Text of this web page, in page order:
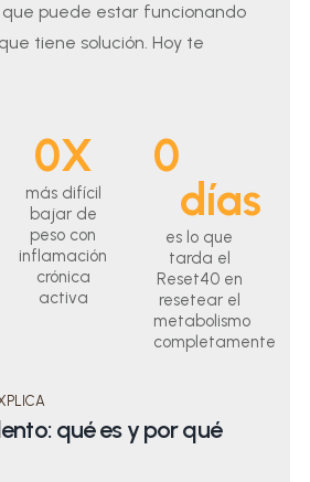
puede estar funcionando
tiene solución. Hoy te
0X
más difícil
bajar de
peso con
inflamación
crónica
activa
0
días
es lo que
tarda el
Reset40 en
resetear el
metabolismo
completamente
qué es y por qué